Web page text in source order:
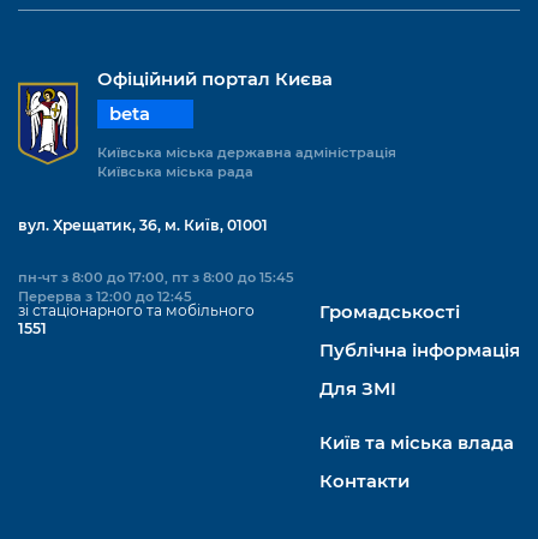
Офіційний портал Києва
beta
Київська міська державна адміністрація
Київська міська рада
вул. Хрещатик, 36, м. Київ, 01001
пн-чт з 8:00 до 17:00, пт з 8:00 до 15:45
Перерва з 12:00 до 12:45
зі стаціонарного та мобільного
1551
Громадськості
Публічна інформація
Для ЗМІ
Київ та міська влада
Контакти